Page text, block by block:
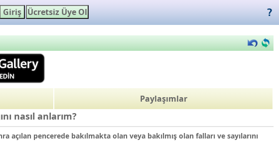
Paylaşımlar
nasıl anlarım?
pencerede bakılmakta olan veya bakılmış olan falları ve sayılarını